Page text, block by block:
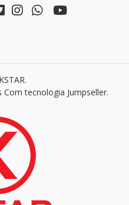
Com tecnologia Jumpseller.